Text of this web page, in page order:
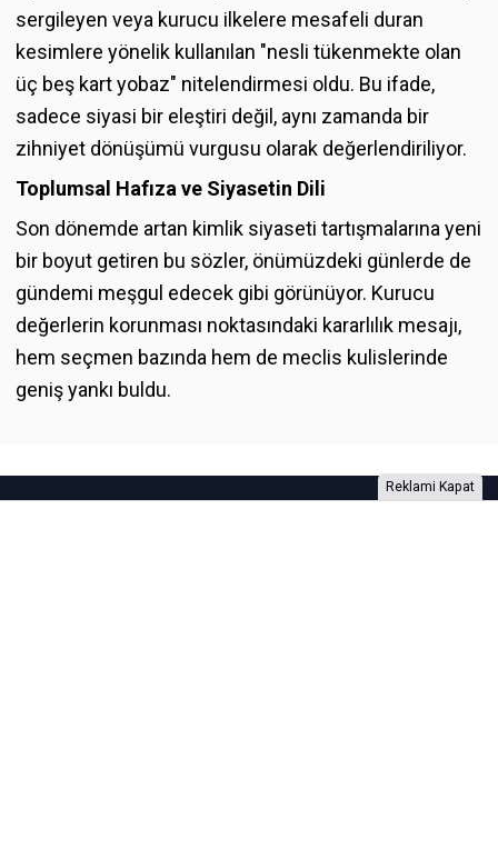
sergileyen veya kurucu ilkelere mesafeli duran
kesimlere yönelik kullanılan "nesli tükenmekte olan
üç beş kart yobaz" nitelendirmesi oldu. Bu ifade,
sadece siyasi bir eleştiri değil, aynı zamanda bir
zihniyet dönüşümü vurgusu olarak değerlendiriliyor.
Toplumsal Hafıza ve Siyasetin Dili
Son dönemde artan kimlik siyaseti tartışmalarına yeni
bir boyut getiren bu sözler, önümüzdeki günlerde de
gündemi meşgul edecek gibi görünüyor. Kurucu
değerlerin korunması noktasındaki kararlılık mesajı,
hem seçmen bazında hem de meclis kulislerinde
geniş yankı buldu.
Reklami Kapat